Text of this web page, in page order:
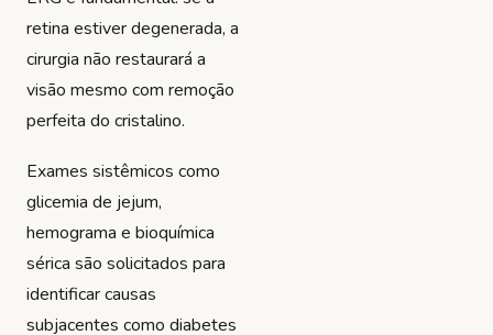
retina estiver degenerada, a
cirurgia não restaurará a
visão mesmo com remoção
perfeita do cristalino.
Exames sistêmicos como
glicemia de jejum,
hemograma e bioquímica
sérica são solicitados para
identificar causas
subjacentes como diabetes